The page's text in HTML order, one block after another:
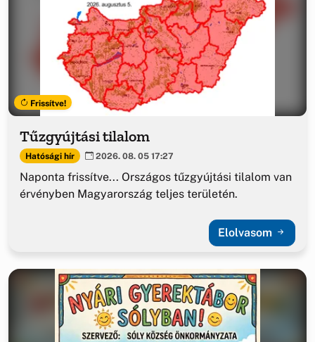
Frissítve!
Tűzgyújtási tilalom
Hatósági hír 2026. 08. 05 17:27
Naponta frissítve... Országos tűzgyújtási tilalom van
érvényben Magyarország teljes területén.
Elolvasom